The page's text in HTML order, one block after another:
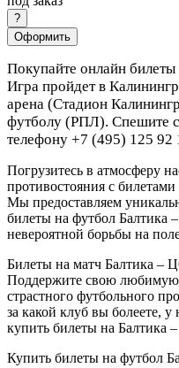
Оформить
Покупайте онлайн
Игра пройдет в
арена (Стадион
футболу (РПЛ). Спешите
телефону +7 (495) 125 92
Погрузитесь в атмосферу
противостояния с
Мы предоставляем
билеты на футбол
невероятной борьбы на
Билеты на матч Балтика
Поддержите свою любимую
страстного футбольного
за какой клуб вы болеете,
купить билеты на
Купить билеты на футбол